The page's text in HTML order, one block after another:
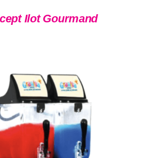
Ilot Gourmand